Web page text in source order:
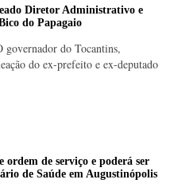
Diretor Administrativo e
do Papagaio
do Tocantins,
do ex-prefeito e ex-deputado
de serviço e poderá ser
de Saúde em Augustinópolis